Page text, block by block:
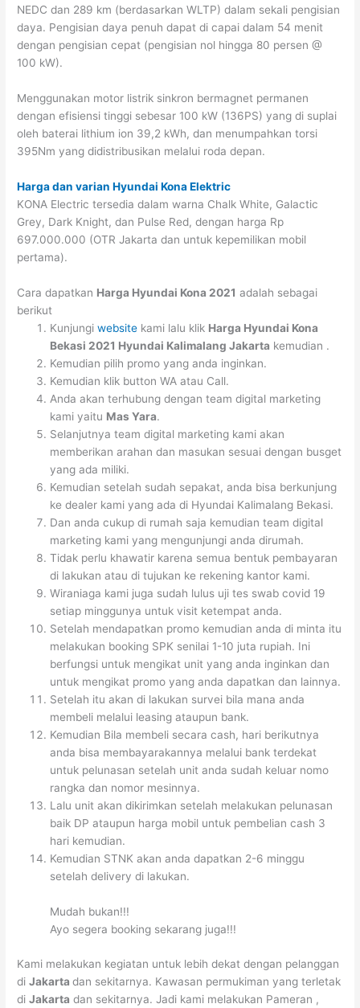
NEDC dan 289 km (berdasarkan WLTP) dalam sekali pengisian
daya. Pengisian daya penuh dapat di capai dalam 54 menit
dengan pengisian cepat (pengisian nol hingga 80 persen @
100 kW).
Menggunakan motor listrik sinkron bermagnet permanen
dengan efisiensi tinggi sebesar 100 kW (136PS) yang di suplai
oleh baterai lithium ion 39,2 kWh, dan menumpahkan torsi
395Nm yang didistribusikan melalui roda depan.
Harga dan varian Hyundai Kona Elektric
KONA Electric tersedia dalam warna Chalk White, Galactic
Grey, Dark Knight, dan Pulse Red, dengan harga Rp
697.000.000 (OTR Jakarta dan untuk kepemilikan mobil
pertama).
Cara dapatkan Harga Hyundai Kona 2021 adalah sebagai
berikut
Kunjungiwebsite kami lalu klik Harga Hyundai Kona
Bekasi 2021 Hyundai Kalimalang Jakarta kemudian .
Kemudian pilih promo yang anda inginkan.
Kemudian klik button WA atau Call.
Anda akan terhubung dengan team digital marketing
kami yaitu Mas Yara.
Selanjutnya team digital marketing kami akan
memberikan arahan dan masukan sesuai dengan busget
yang ada miliki.
Kemudian setelah sudah sepakat, anda bisa berkunjung
ke dealer kami yang ada di Hyundai Kalimalang Bekasi.
Dan anda cukup di rumah saja kemudian team digital
marketing kami yang mengunjungi anda dirumah.
Tidak perlu khawatir karena semua bentuk pembayaran
di lakukan atau di tujukan ke rekening kantor kami.
Wiraniaga kami juga sudah lulus uji tes swab covid 19
setiap minggunya untuk visit ketempat anda.
Setelah mendapatkan promo kemudian anda di minta itu
melakukan booking SPK senilai 1-10 juta rupiah. Ini
berfungsi untuk mengikat unit yang anda inginkan dan
untuk mengikat promo yang anda dapatkan dan lainnya.
Setelah itu akan di lakukan survei bila mana anda
membeli melalui leasing ataupun bank.
Kemudian Bila membeli secara cash, hari berikutnya
anda bisa membayarakannya melalui bank terdekat
untuk pelunasan setelah unit anda sudah keluar nomo
rangka dan nomor mesinnya.
Lalu unit akan dikirimkan setelah melakukan pelunasan
baik DP ataupun harga mobil untuk pembelian cash 3
hari kemudian.
Kemudian STNK akan anda dapatkan 2-6 minggu
setelah delivery di lakukan.
Mudah bukan!!!
Ayo segera booking sekarang juga!!!
Kami melakukan kegiatan untuk lebih dekat dengan pelanggan
diJakartadan sekitarnya. Kawasan permukiman yang terletak
diJakarta dan sekitarnya. Jadi kami melakukan Pameran ,